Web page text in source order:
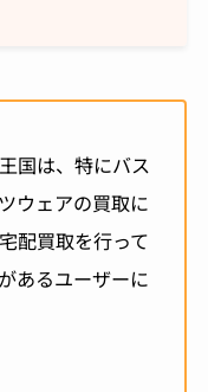
国は、特にバス
ウェアの買取に
配買取を行って
あるユーザーに